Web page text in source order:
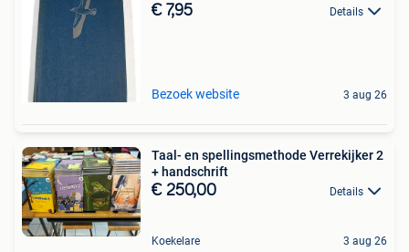
€ 7,95 Details
Bezoek website 3 aug 26
Taal- en spellingsmethode Verrekijker 2
+ handschrift
€ 250,00 Details
Koekelare 3 aug 26